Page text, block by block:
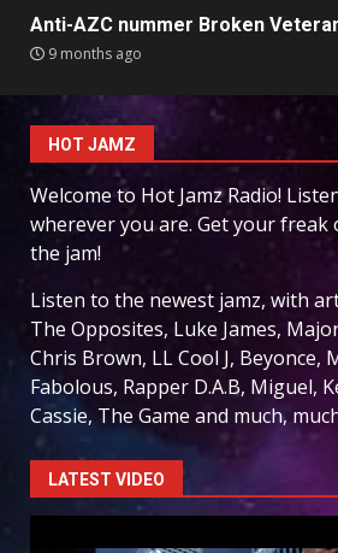
Anti-AZC nummer Broken
9 months ago
HOT JAMZ
Welcome to Hot Jamz Radio!
wherever you are. Get your freak
the jam!
Listen to the newest jamz, with
The Opposites, Luke James,
Chris Brown, LL Cool J, Beyonce,
Fabolous, Rapper D.A.B, Miguel,
Cassie, The Game and much,
LATEST VIDEO